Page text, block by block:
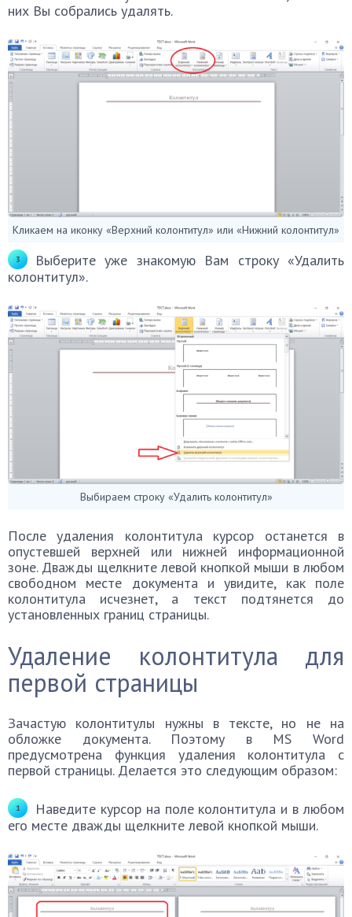
них Вы собрались удалять.
Кликаем на иконку «Верхний колонтитул» или «Нижний колонтитул»
Выберите уже знакомую Вам строку «Удалить
колонтитул».
Выбираем строку «Удалить колонтитул»
После удаления колонтитула курсор останется в
опустевшей верхней или нижней информационной
зоне. Дважды щелкните левой кнопкой мыши в любом
свободном месте документа и увидите, как поле
колонтитула исчезнет, а текст подтянется до
установленных границ страницы.
Удаление колонтитула для
первой страницы
Зачастую колонтитулы нужны в тексте, но не на
обложке документа. Поэтому в MS Word
предусмотрена функция удаления колонтитула с
первой страницы. Делается это следующим образом:
Наведите курсор на поле колонтитула и в любом
его месте дважды щелкните левой кнопкой мыши.